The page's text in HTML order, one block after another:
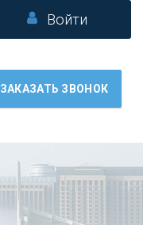
Войти
ЗАКАЗАТЬ ЗВОНОК